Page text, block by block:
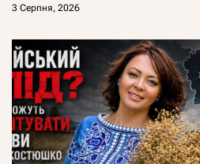
3 Серпня, 2026